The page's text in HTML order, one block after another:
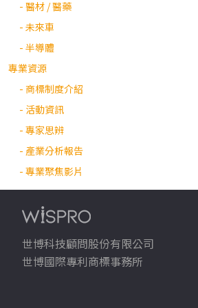
- 醫材 / 醫藥
- 未來車
- 半導體
專業資源
- 商標制度介紹
- 活動資訊
- 專家思辨
- 產業分析報告
- 專業聚焦影片
世博科技顧問股份有限公司
世博國際專利商標事務所